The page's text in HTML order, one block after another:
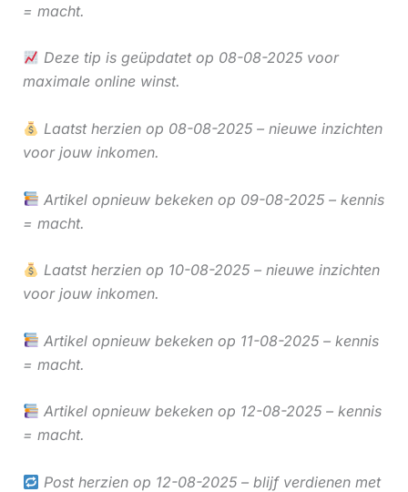
= macht.
Deze tip is geüpdatet op 08-08-2025 voor
maximale online winst.
Laatst herzien op 08-08-2025 – nieuwe inzichten
voor jouw inkomen.
Artikel opnieuw bekeken op 09-08-2025 – kennis
= macht.
Laatst herzien op 10-08-2025 – nieuwe inzichten
voor jouw inkomen.
Artikel opnieuw bekeken op 11-08-2025 – kennis
= macht.
Artikel opnieuw bekeken op 12-08-2025 – kennis
= macht.
Post herzien op 12-08-2025 – blijf verdienen met